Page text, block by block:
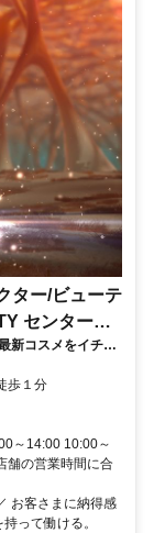
ター/ビューテ
センター南
新コスメをイチ早
徒歩１分
～14:00 10:00～
舗の営業時間に合
お客さまに納得感
って働ける。